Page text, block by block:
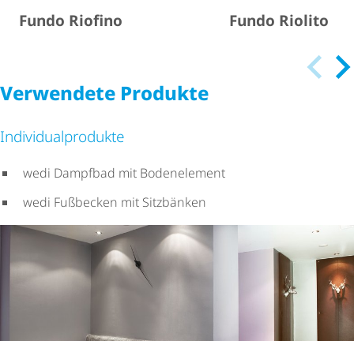
Fundo Riofino Fundo Riolito
Verwendete Produkte
Indi­vi­du­al­pro­dukte
wedi Dampfbad mit Bodenelement
wedi Fußbecken mit Sitzbänken